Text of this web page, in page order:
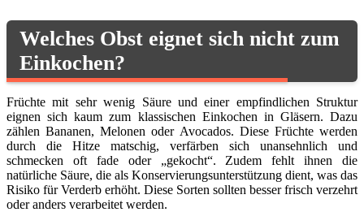
Welches Obst eignet sich nicht zum
Einkochen?
Früchte mit sehr wenig Säure und einer empfindlichen Struktur
eignen sich kaum zum klassischen Einkochen in Gläsern. Dazu
zählen Bananen, Melonen oder Avocados. Diese Früchte werden
durch die Hitze matschig, verfärben sich unansehnlich und
schmecken oft fade oder „gekocht“. Zudem fehlt ihnen die
natürliche Säure, die als Konservierungsunterstützung dient, was das
Risiko für Verderb erhöht. Diese Sorten sollten besser frisch verzehrt
oder anders verarbeitet werden.